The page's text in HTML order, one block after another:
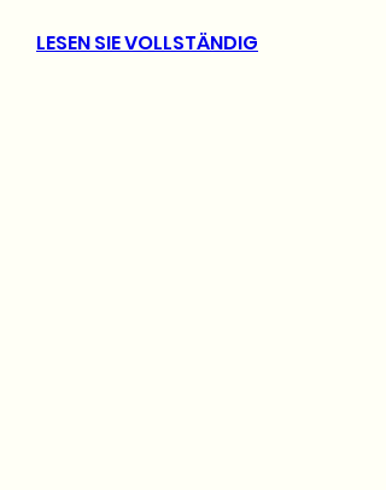
LESEN SIE VOLLSTÄNDIG